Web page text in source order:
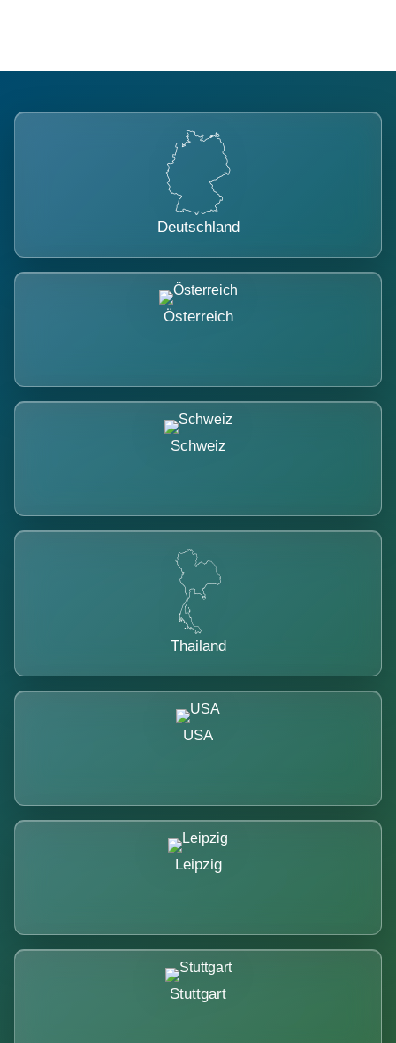
Deutschland
Österreich
Schweiz
Thailand
USA
Leipzig
Stuttgart